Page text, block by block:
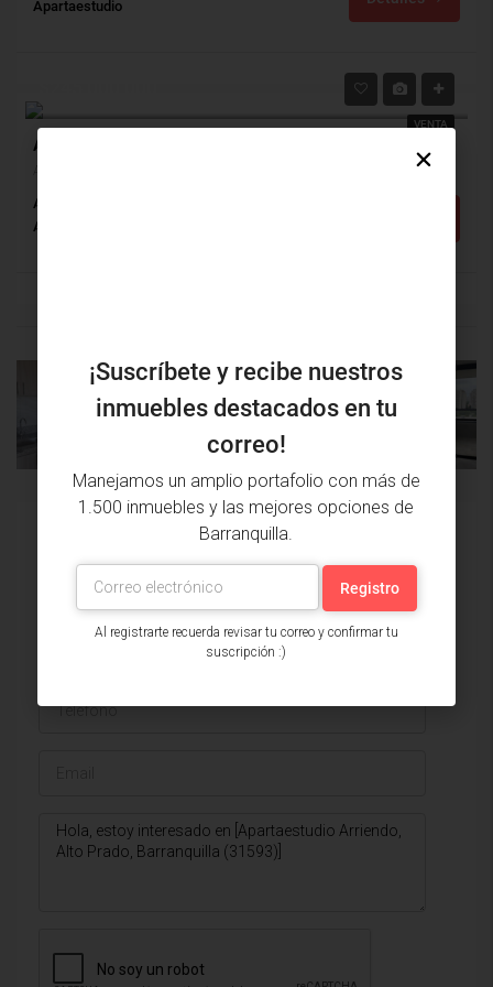
Apartaestudio
VENTA
Apartaestudio Venta, Altamira, Barranquilla (26660v)
Alcobas: 1
Apartaestudio
PROPIEDAD
PRÓXIMA
Issa Saieh Inmobiliaria
Ver listados
¡Suscríbete y recibe nuestros
inmuebles destacados en tu
correo!
Manejamos un amplio portafolio con más de
1.500 inmuebles y las mejores opciones de
Barranquilla.
Al registrarte recuerda revisar tu correo y confirmar tu
suscripción :)